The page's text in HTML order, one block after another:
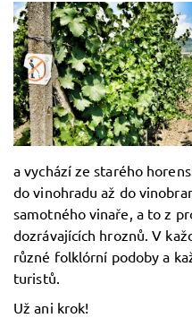
a vychází ze starého
do vinohradu až do
samotného vinaře, a to z
dozrávajících hroznů. V
různé folklórní podoby a
turistů.
Už ani krok!